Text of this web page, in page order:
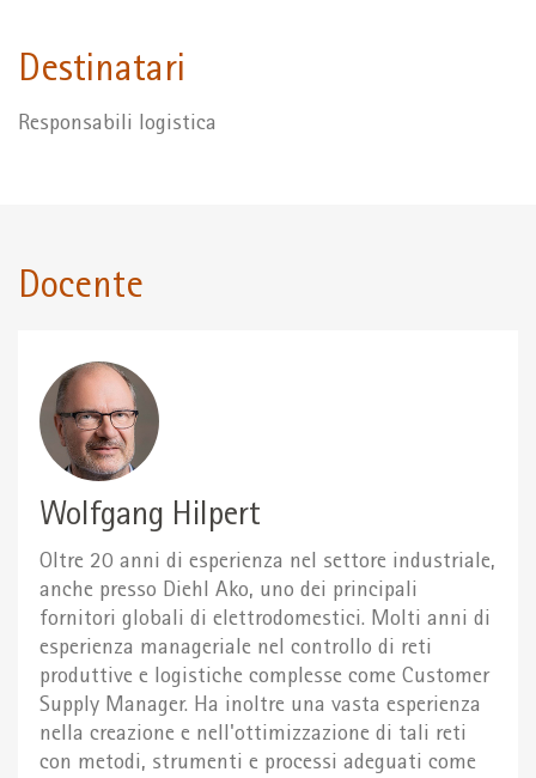
Destinatari
Responsabili logistica
Docente
Wolfgang Hilpert
Oltre 20 anni di esperienza nel settore industriale,
anche presso Diehl Ako, uno dei principali
fornitori globali di elettrodomestici. Molti anni di
esperienza manageriale nel controllo di reti
produttive e logistiche complesse come Customer
Supply Manager. Ha inoltre una vasta esperienza
nella creazione e nell'ottimizzazione di tali reti
con metodi, strumenti e processi adeguati come